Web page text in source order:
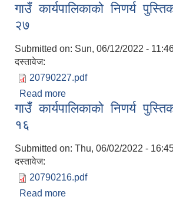
गाउँ कार्यपालिकाको निणर्य
२७
Submitted on: Sun, 06/12/2022 -
दस्तावेज:
20790227.pdf
Read more
गाउँ कार्यपालिकाको निणर्य
१६
Submitted on: Thu, 06/02/2022 -
दस्तावेज:
20790216.pdf
Read more